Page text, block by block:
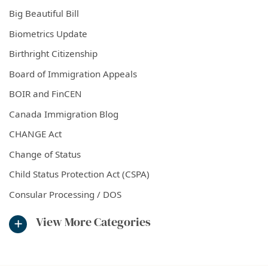
Big Beautiful Bill
Biometrics Update
Birthright Citizenship
Board of Immigration Appeals
BOIR and FinCEN
Canada Immigration Blog
CHANGE Act
Change of Status
Child Status Protection Act (CSPA)
Consular Processing / DOS
View More Categories